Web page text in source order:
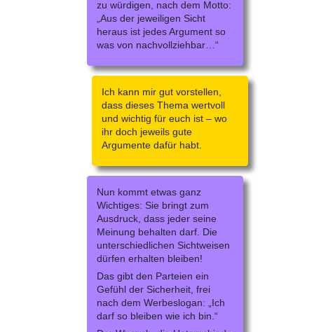
zu würdigen, nach dem Motto:
„Aus der jeweiligen Sicht
heraus ist jedes Argument so
was von nachvollziehbar…“
Ich kann mir gut vorstellen,
dass dieses Thema wertvoll
und wichtig für euch ist – wo
ihr doch jeweils gute
Argumente dafür habt.
Nun kommt etwas ganz
Wichtiges: Sie bringt zum
Ausdruck, dass jeder seine
Meinung behalten darf. Die
unterschiedlichen Sichtweisen
dürfen erhalten bleiben!
Das gibt den Parteien ein
Gefühl der Sicherheit, frei
nach dem Werbeslogan: „Ich
darf so bleiben wie ich bin.“